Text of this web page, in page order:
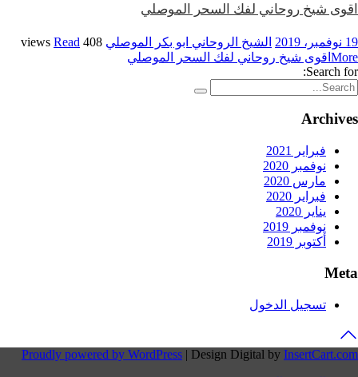
اقوى شيخ روحاني لفك السحر الموصلي
19 نوفمبر، 2019 الشيخ الروحاني ابو بكر الموصلي 408 views
Read
More اقوى شيخ روحاني لفك السحر الموصلي
Search for:
Archives
فبراير 2021
نوفمبر 2020
مارس 2020
فبراير 2020
يناير 2020
نوفمبر 2019
أكتوبر 2019
Meta
تسجيل الدخول
Proudly powered by WordPress | Design Digital by InsertCart.com